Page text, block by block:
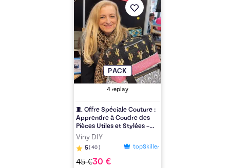
PACK
4 replay
🧵 Offre Spéciale Couture :
Apprendre à Coudre des
Pièces Utiles et Stylées –
Sans Surjeteuse !
Viny DIY
5(40) topSkiller
45€30 €